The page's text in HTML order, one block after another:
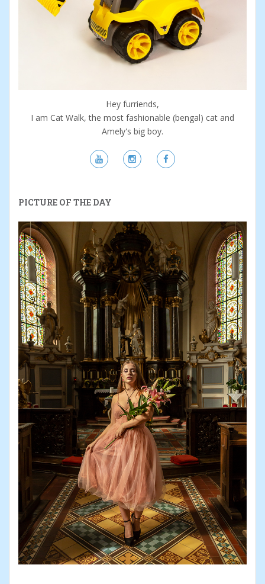
Hey furriends,
I am Cat Walk, the most fashionable (bengal) cat and
Amely's big boy.
PICTURE OF THE DAY